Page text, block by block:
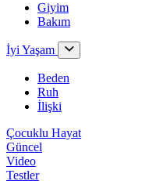
Giyim
Bakım
İyi Yaşam
Beden
Ruh
İlişki
Çocuklu Hayat
Güncel
Video
Testler